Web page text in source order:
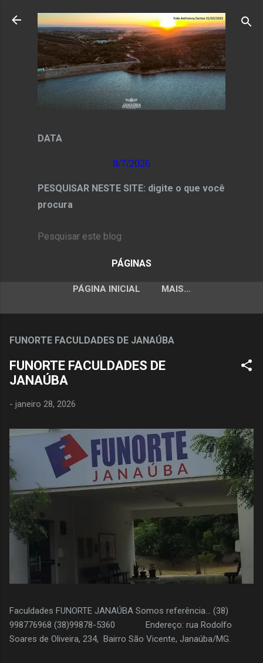
Pular para o conteúdo principal
DATA
8/7/2026
PESQUISAR NESTE SITE: digite o que você
procura
PÁGINAS
PÁGINA INICIAL MAIS…
FUNORTE FACULDADES DE JANAÚBA
FUNORTE FACULDADES DE
JANAÚBA
- janeiro 28, 2026
Faculdades FUNORTE JANAÚBA Somos referência... (38)
998776968 (38)99878-5360 Endereço: rua Rodolfo
Soares de Oliveira, 234, Bairro São Vicente, Janaúba/MG.